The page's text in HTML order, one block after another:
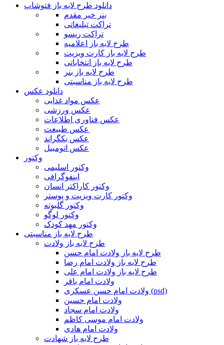
دانلود طرح لایه باز فتوشاپ
بنر خیر مقدم
تراکت تبلیغاتی
تراکت ریسو
طرح لایه باز اعلامیه
طرح لایه باز کارت ویزیت
طرح لایه باز انتخاباتی
طرح لایه باز بنر
طرح لایه باز مناسبتی
دانلود عکس
عکس مواد غذایی
عکس ورزشی
عکس فناوری اطلاعات
عکس طبیعت
عکس بکگراند
عکس اتومبیل
وکتور
وکتور اسلیمی
اینفوگرافی
وکتور کاراکتر انسان
وکتور کارت ویزیت و پوستر
وکتور گلبوته
وکتور لوگو
وکتور مهد کودک
طرح لایه باز مناسبتی
طرح لایه باز ولادت
طرح لایه باز ولادت امام حسن
طرح لایه باز ولادت امام رضا
طرح لایه باز ولادت امام علی
ولادت امام باقر
ولادت امام حسن عسکری (psd)
ولادت امام حسین
ولادت امام سجاد
ولادت امام موسی کاظم
ولادت امام هادی
طرح لایه باز شهادت